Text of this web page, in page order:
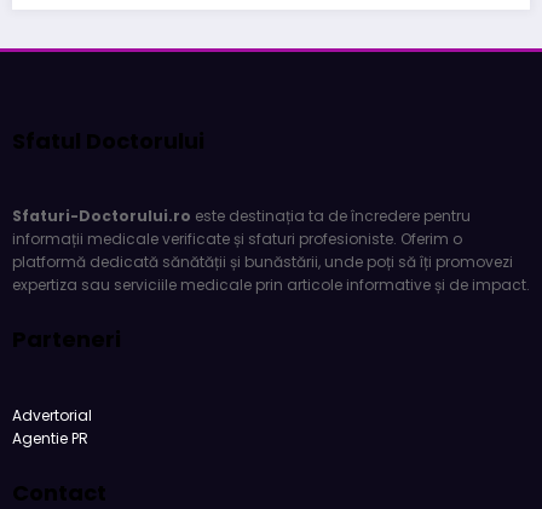
Sfatul Doctorului
Sfaturi-Doctorului.ro este destinația ta de încredere pentru
informații medicale verificate și sfaturi profesioniste. Oferim o
platformă dedicată sănătății și bunăstării, unde poți să îți promovezi
expertiza sau serviciile medicale prin articole informative și de impact.
Parteneri
Advertorial
Agentie PR
Contact